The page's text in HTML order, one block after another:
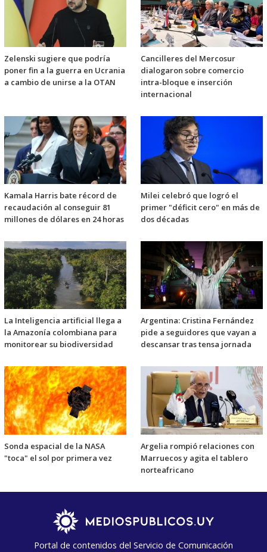
Zelenski sugiere que podría
poner fin a la guerra en Ucrania
a cambio de unirse a la OTAN
Cancilleres del Mercosur
dialogaron sobre comercio
intra-bloque e inserción
internacional
Kamala Harris bate récord de
recaudación al conseguir 81
millones de dólares en 24 horas
Milei celebró que logró el
primer "déficit cero" en más de
dos décadas
La Inteligencia artificial llega a
la Amazonía colombiana para
monitorear su biodiversidad
Argentina: Cristina Fernández
pide a seguidores que vayan a
descansar tras tensa jornada
Sonda espacial de la NASA
"toca" el sol por primera vez
Argelia rompió relaciones con
Marruecos y agita el tablero
norteafricano
Portal de contenidos del Servicio de Comunicación